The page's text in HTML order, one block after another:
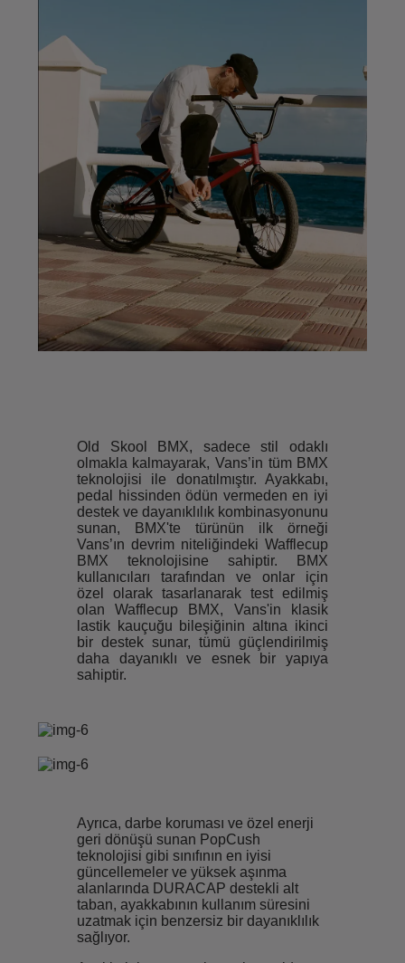
Old Skool BMX, sadece stil odaklı
olmakla kalmayarak, Vans’in tüm BMX
teknolojisi ile donatılmıştır. Ayakkabı,
pedal hissinden ödün vermeden en iyi
destek ve dayanıklılık kombinasyonunu
sunan, BMX'te türünün ilk örneği
Vans’ın devrim niteliğindeki Wafflecup
BMX teknolojisine sahiptir. BMX
kullanıcıları tarafından ve onlar için
özel olarak tasarlanarak test edilmiş
olan Wafflecup BMX, Vans'in klasik
lastik kauçuğu bileşiğinin altına ikinci
bir destek sunar, tümü güçlendirilmiş
daha dayanıklı ve esnek bir yapıya
sahiptir.
Ayrıca, darbe koruması ve özel enerji
geri dönüşü sunan PopCush
teknolojisi gibi sınıfının en iyisi
güncellemeler ve yüksek aşınma
alanlarında DURACAP destekli alt
taban, ayakkabının kullanım süresini
uzatmak için benzersiz bir dayanıklılık
sağlıyor.